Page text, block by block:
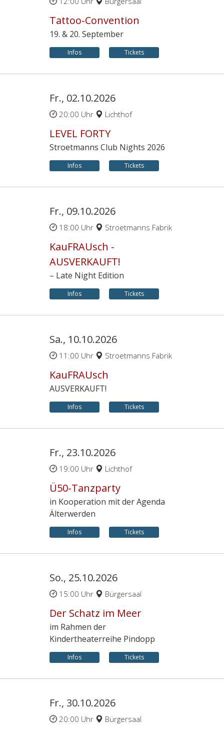
Tattoo-Convention
19. & 20. September
Infos Tickets
Fr., 02.10.2026
20:00 Uhr Lichthof
LEVEL FORTY
Stroetmanns Club Nights 2026
Infos Tickets
Fr., 09.10.2026
18:00 Uhr Stroetmanns Fabrik
KauFRAUsch -
AUSVERKAUFT!
– Late Night Edition
Infos Tickets
Sa., 10.10.2026
11:00 Uhr Stroetmanns Fabrik
KauFRAUsch
AUSVERKAUFT!
Infos Tickets
Fr., 23.10.2026
19:00 Uhr Lichthof
Ü50-Tanzparty
in Kooperation mit der Agenda
Älterwerden
Infos Tickets
So., 25.10.2026
15:00 Uhr Bürgersaal
Der Schatz im Meer
im Rahmen der
Kindertheaterreihe Pindopp
Infos Tickets
Fr., 30.10.2026
20:00 Uhr Bürgersaal